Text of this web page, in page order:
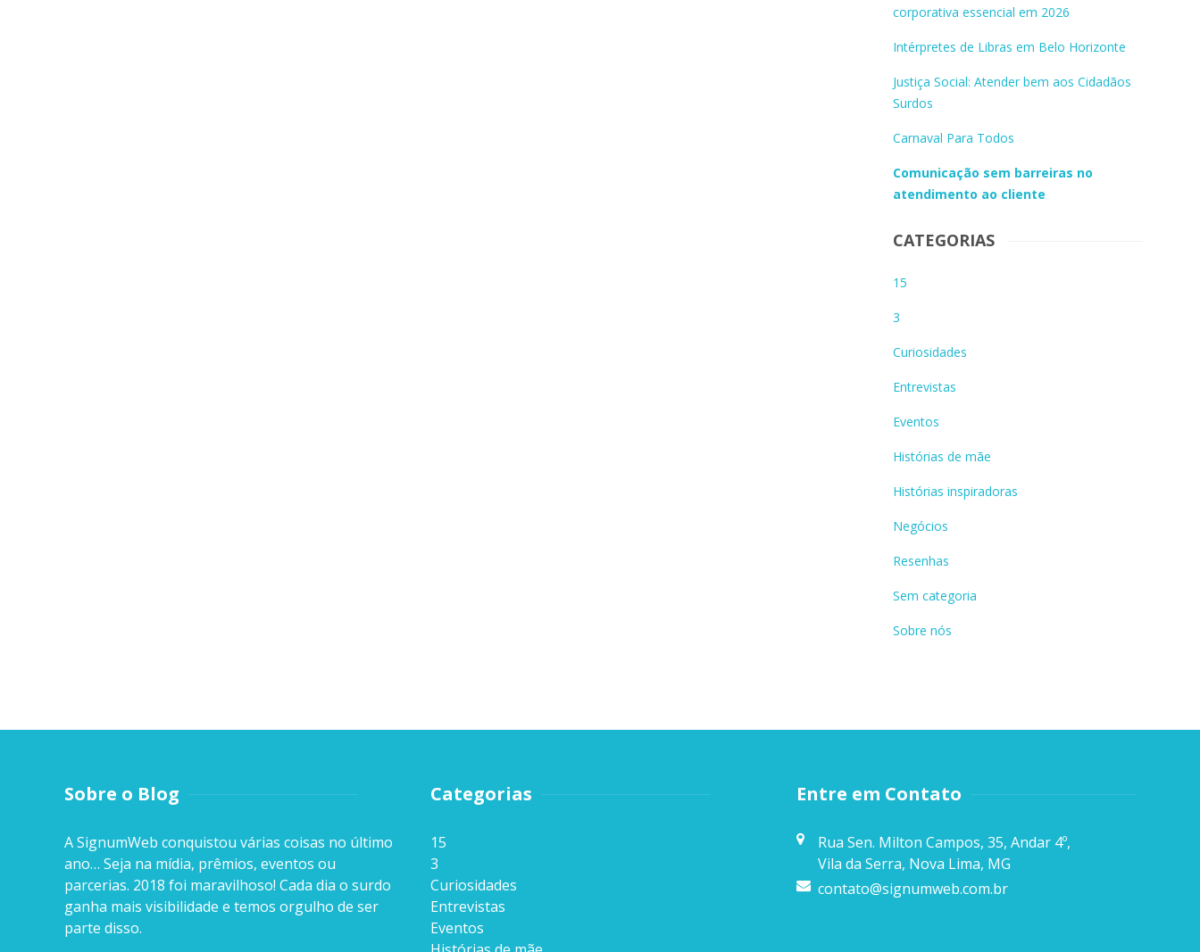
corporativa essencial em 2026
Intérpretes de Libras em Belo Horizonte
Justiça Social: Atender bem aos Cidadãos
Surdos
Carnaval Para Todos
Comunicação sem barreiras no
atendimento ao cliente
CATEGORIAS
15
3
Curiosidades
Entrevistas
Eventos
Histórias de mãe
Histórias inspiradoras
Negócios
Resenhas
Sem categoria
Sobre nós
Sobre o Blog
A SignumWeb conquistou várias coisas no último
ano… Seja na mídia, prêmios, eventos ou
parcerias. 2018 foi maravilhoso! Cada dia o surdo
ganha mais visibilidade e temos orgulho de ser
parte disso.
Categorias
15
3
Curiosidades
Entrevistas
Eventos
Entre em Contato
Rua Sen. Milton Campos, 35, Andar 4º,
Vila da Serra, Nova Lima, MG
contato@signumweb.com.br